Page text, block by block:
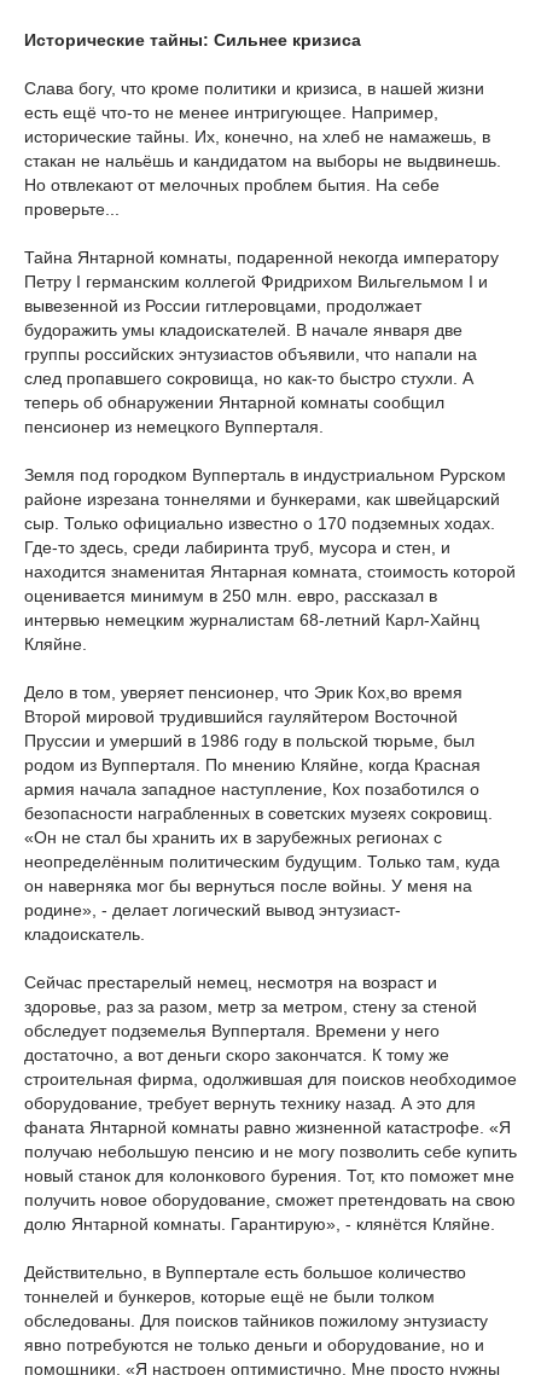
Исторические тайны: Сильнее кризиса
Слава богу, что кроме политики и кризиса, в нашей жизни
есть ещё что-то не менее интригующее. Например,
исторические тайны. Их, конечно, на хлеб не намажешь, в
стакан не нальёшь и кандидатом на выборы не выдвинешь.
Но отвлекают от мелочных проблем бытия. На себе
проверьте...
Тайна Янтарной комнаты, подаренной некогда императору
Петру I германским коллегой Фридрихом Вильгельмом I и
вывезенной из России гитлеровцами, продолжает
будоражить умы кладоискателей. В начале января две
группы российских энтузиастов объявили, что напали на
след пропавшего сокровища, но как-то быстро стухли. А
теперь об обнаружении Янтарной комнаты сообщил
пенсионер из немецкого Вупперталя.
Земля под городком Вупперталь в индустриальном Рурском
районе изрезана тоннелями и бункерами, как швейцарский
сыр. Только официально известно о 170 подземных ходах.
Где-то здесь, среди лабиринта труб, мусора и стен, и
находится знаменитая Янтарная комната, стоимость которой
оценивается минимум в 250 млн. евро, рассказал в
интервью немецким журналистам 68-летний Карл-Хайнц
Кляйне.
Дело в том, уверяет пенсионер, что Эрик Кох,во время
Второй мировой трудившийся гауляйтером Восточной
Пруссии и умерший в 1986 году в польской тюрьме, был
родом из Вупперталя. По мнению Кляйне, когда Красная
армия начала западное наступление, Кох позаботился о
безопасности награбленных в советских музеях сокровищ.
«Он не стал бы хранить их в зарубежных регионах с
неопределённым политическим будущим. Только там, куда
он наверняка мог бы вернуться после войны. У меня на
родине», - делает логический вывод энтузиаст-
кладоискатель.
Сейчас престарелый немец, несмотря на возраст и
здоровье, раз за разом, метр за метром, стену за стеной
обследует подземелья Вупперталя. Времени у него
достаточно, а вот деньги скоро закончатся. К тому же
строительная фирма, одолжившая для поисков необходимое
оборудование, требует вернуть технику назад. А это для
фаната Янтарной комнаты равно жизненной катастрофе. «Я
получаю небольшую пенсию и не могу позволить себе купить
новый станок для колонкового бурения. Тот, кто поможет мне
получить новое оборудование, сможет претендовать на свою
долю Янтарной комнаты. Гарантирую», - клянётся Кляйне.
Действительно, в Вуппертале есть большое количество
тоннелей и бункеров, которые ещё не были толком
обследованы. Для поисков тайников пожилому энтузиасту
явно потребуются не только деньги и оборудование, но и
помощники. «Я настроен оптимистично. Мне просто нужны